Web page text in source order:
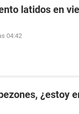
latidos en
04:42
¿estoy